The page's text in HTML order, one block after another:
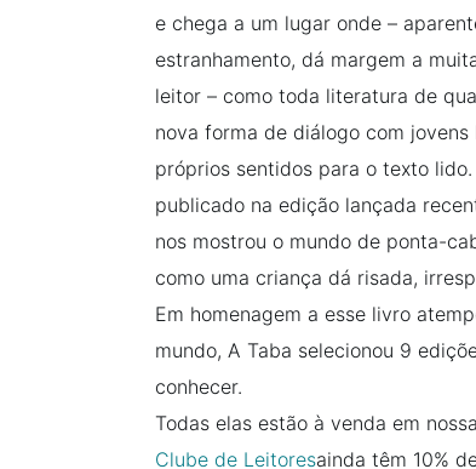
e chega a um lugar onde –
estranhamento, dá margem a
leitor – como toda literatura de
nova forma de diálogo com
próprios sentidos para o texto
publicado na edição lançada
nos mostrou o mundo de ponta-
como uma criança dá risada,
Em homenagem a esse livro
mundo, A Taba selecionou 9
conhecer.
Todas elas estão à venda em nossa
Clube de Leitoresainda têm 10%